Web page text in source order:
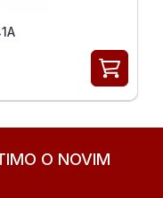
O NOVIM